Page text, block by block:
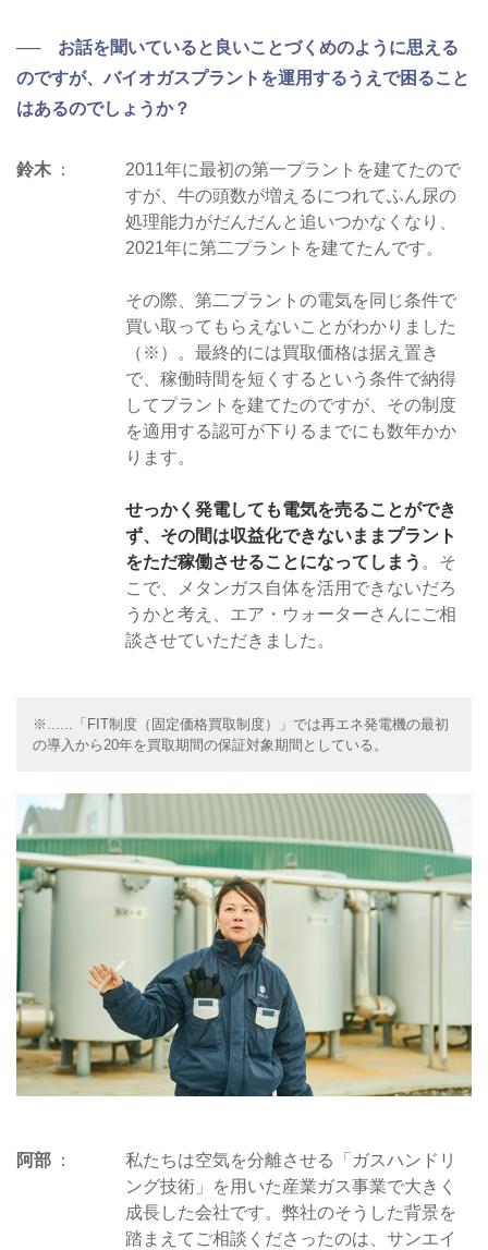
── お話を聞いていると良いことづくめのように思える
のですが、バイオガスプラントを運用するうえで困ること
はあるのでしょうか？
鈴木
2011年に最初の第一プラントを建てたので
すが、牛の頭数が増えるにつれてふん尿の
処理能力がだんだんと追いつかなくなり、
2021年に第二プラントを建てたんです。
その際、第二プラントの電気を同じ条件で
買い取ってもらえないことがわかりました
（※）。最終的には買取価格は据え置き
で、稼働時間を短くするという条件で納得
してプラントを建てたのですが、その制度
を適用する認可が下りるまでにも数年かか
ります。
せっかく発電しても電気を売ることができ
ず、その間は収益化できないままプラント
をただ稼働させることになってしまう 。そ
こで、メタンガス自体を活用できないだろ
うかと考え、エア・ウォーターさんにご相
談させていただきました。
※......「FIT制度（固定価格買取制度）」では再エネ発電機の最初
の導入から20年を買取期間の保証対象期間としている。
阿部
私たちは空気を分離させる「ガスハンドリ
ング技術」を用いた産業ガス事業で大きく
成長した会社です。弊社のそうした背景を
踏まえてご相談くださったのは、サンエイ